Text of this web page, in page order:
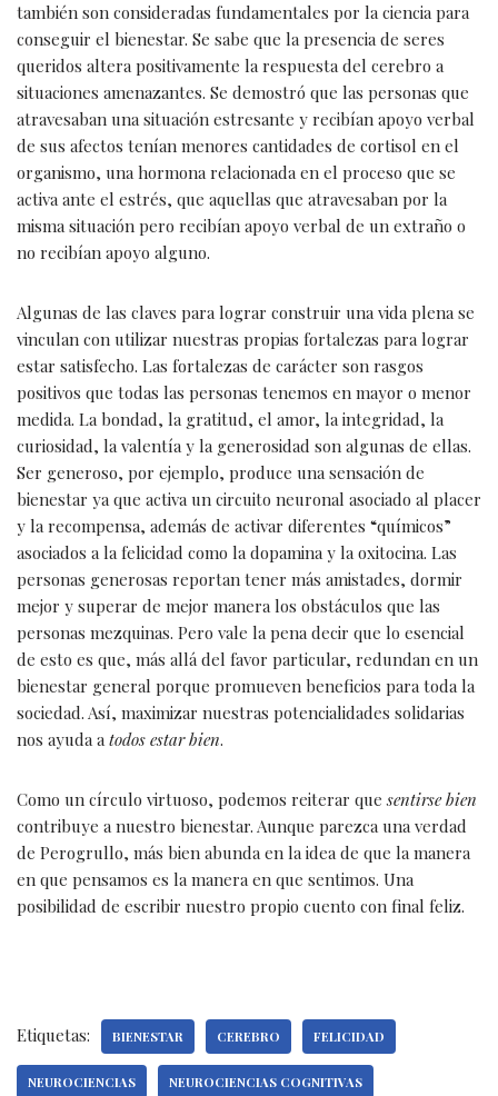
también son consideradas fundamentales por la ciencia para
conseguir el bienestar. Se sabe que la presencia de seres
queridos altera positivamente la respuesta del cerebro a
situaciones amenazantes. Se demostró que las personas que
atravesaban una situación estresante y recibían apoyo verbal
de sus afectos tenían menores cantidades de cortisol en el
organismo, una hormona relacionada en el proceso que se
activa ante el estrés, que aquellas que atravesaban por la
misma situación pero recibían apoyo verbal de un extraño o
no recibían apoyo alguno.
Algunas de las claves para lograr construir una vida plena se
vinculan con utilizar nuestras propias fortalezas para lograr
estar satisfecho. Las fortalezas de carácter son rasgos
positivos que todas las personas tenemos en mayor o menor
medida. La bondad, la gratitud, el amor, la integridad, la
curiosidad, la valentía y la generosidad son algunas de ellas.
Ser generoso, por ejemplo, produce una sensación de
bienestar ya que activa un circuito neuronal asociado al placer
y la recompensa, además de activar diferentes “químicos”
asociados a la felicidad como la dopamina y la oxitocina. Las
personas generosas reportan tener más amistades, dormir
mejor y superar de mejor manera los obstáculos que las
personas mezquinas. Pero vale la pena decir que lo esencial
de esto es que, más allá del favor particular, redundan en un
bienestar general porque promueven beneficios para toda la
sociedad. Así, maximizar nuestras potencialidades solidarias
nos ayuda atodos estar bien.
Como un círculo virtuoso, podemos reiterar quesentirse bien
contribuye a nuestro bienestar. Aunque parezca una verdad
de Perogrullo, más bien abunda en la idea de que la manera
en que pensamos es la manera en que sentimos. Una
posibilidad de escribir nuestro propio cuento con final feliz.
Etiquetas: BIENESTAR CEREBRO FELICIDAD
NEUROCIENCIAS NEUROCIENCIAS COGNITIVAS